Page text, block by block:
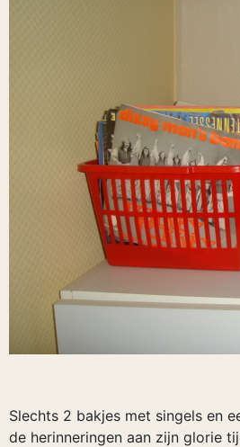
Slechts 2 bakjes met singels en
de herinneringen aan zijn glorie